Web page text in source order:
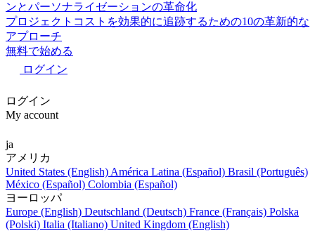
ンとパーソナライゼーションの革命化
プロジェクトコストを効果的に追跡するための10の革新的な
アプローチ
無料で始める
ログイン
ログイン
My account
ja
アメリカ
United States (English) América Latina (Español) Brasil (Português)
México (Español) Colombia (Español)
ヨーロッパ
Europe (English) Deutschland (Deutsch) France (Français) Polska
(Polski) Italia (Italiano) United Kingdom (English)